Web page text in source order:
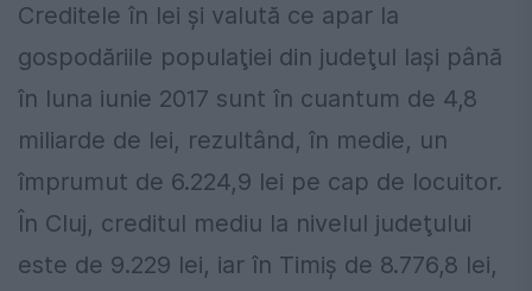
Creditele în lei şi valută ce apar la
gospodăriile populaţiei din judeţul Iaşi până
în luna iunie 2017 sunt în cuantum de 4,8
miliarde de lei, rezultând, în medie, un
împrumut de 6.224,9 lei pe cap de locuitor.
În Cluj, creditul mediu la nivelul judeţului
este de 9.229 lei, iar în Timiş de 8.776,8 lei,